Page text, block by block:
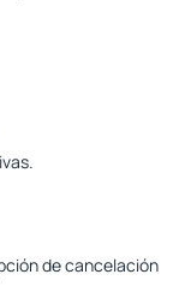
de cancelación